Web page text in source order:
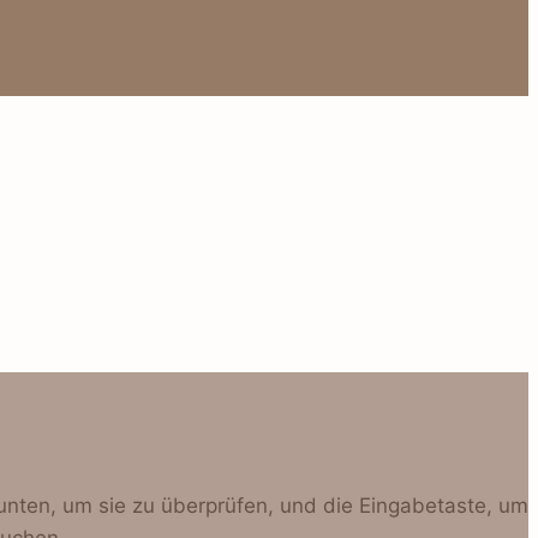
um sie zu überprüfen, und die Eingabetaste, um